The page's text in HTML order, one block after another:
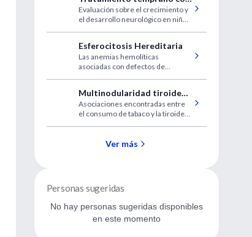
dexametasona
Evaluación sobre el crecimiento y
el desarrollo neurológico en niños
pulmonar crónica.
Esferocitosis Hereditaria
Las anemias hemolíticas
asociadas con defectos de
adquiridas.
Multinodularidad tiroidea
vs. hipotiroidismo
subclínico
Asociaciones encontradas entre
el consumo de tabaco y la tiroides
la organificación en la tiroides por
Ver más
Personas sugeridas
No hay personas sugeridas disponibles
en este momento